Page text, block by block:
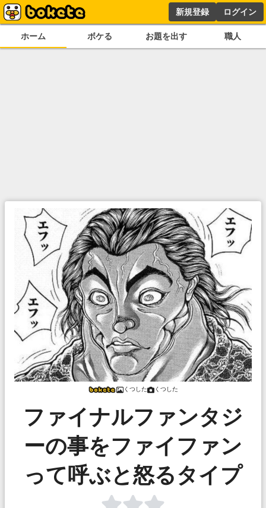
新規登録 ログイン
ホーム ボケる お題を出す 職人
くつした くつした
ファイナルファンタジ
ーの事をファイファン
って呼ぶと怒るタイプ